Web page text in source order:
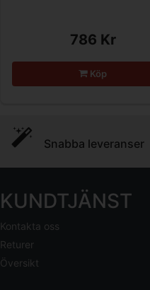
786 Kr
Köp
Snabba leveranser
KUNDTJÄNST
Kontakta oss
Returer
Översikt